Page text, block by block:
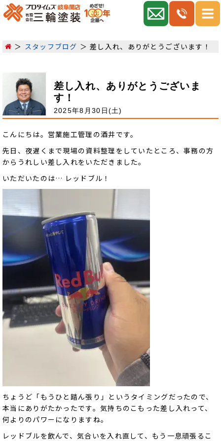
スタッフブログ 差し入れ、ありがとうございます！
差し入れ、ありがとうございま
す！
2025年8月30日(土)
こんにちは。営業施工管理の酒井です。
先日、夜遅くまで現場の資料整理をしていたところ、事務の方
からうれしい差し入れをいただきました。
いただいたのは… レッドブル！
ちょうど「もうひと踏ん張り」というタイミングだったので、
本当にありがたかったです。気持ちのこもった差し入れって、
何よりのパワーになりますね。
レッドブルを飲んで、気合いを入れ直して、もう一息頑張るこ